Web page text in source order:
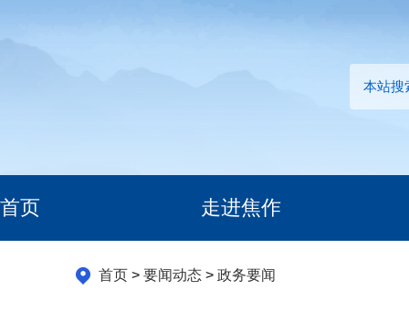
本站搜
首页 走进焦作
首页> 要闻动态> 政务要闻